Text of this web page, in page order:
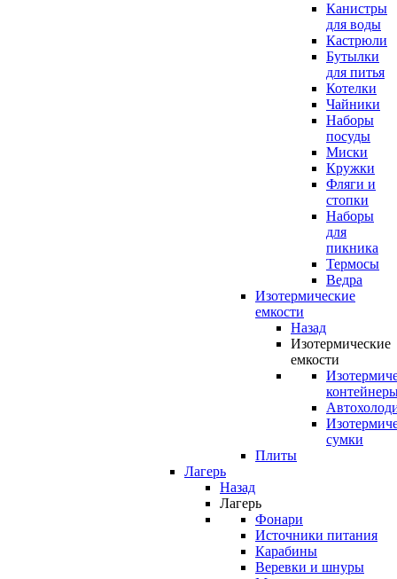
Канистры
для воды
Кастрюли
Бутылки
для питья
Котелки
Чайники
Наборы
посуды
Миски
Кружки
Фляги и
стопки
Наборы
для
пикника
Термосы
Ведра
Изотермические
емкости
Назад
Изотермические
емкости
сумки
Плиты
Лагерь
Назад
Лагерь
Фонари
Источники питания
Карабины
Веревки и шнуры